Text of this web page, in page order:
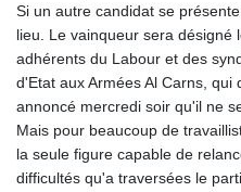
Si un autre candidat se
lieu. Le vainqueur sera désigné
adhérents du Labour et des
d'Etat aux Armées Al Carns, qui
annoncé mercredi soir qu'il ne
Mais pour beaucoup de
la seule figure capable de
difficultés qu'a traversées le